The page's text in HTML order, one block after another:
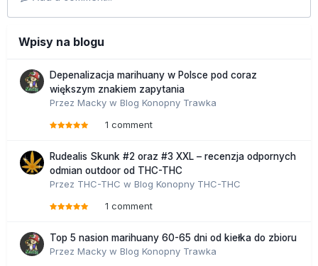
Wpisy na blogu
Depenalizacja marihuany w Polsce pod coraz
większym znakiem zapytania
Przez Macky w Blog Konopny Trawka
1 comment
Rudealis Skunk #2 oraz #3 XXL – recenzja odpornych
odmian outdoor od THC-THC
Przez THC-THC w Blog Konopny THC-THC
1 comment
Top 5 nasion marihuany 60-65 dni od kiełka do zbioru
Przez Macky w Blog Konopny Trawka